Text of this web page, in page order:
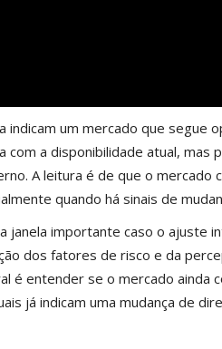
um mercado que segue
a disponibilidade atual, mas
A leitura é de que o mercado
quando há sinais de
importante caso o ajuste
dos fatores de risco e da
é entender se o mercado ainda
já indicam uma mudança de